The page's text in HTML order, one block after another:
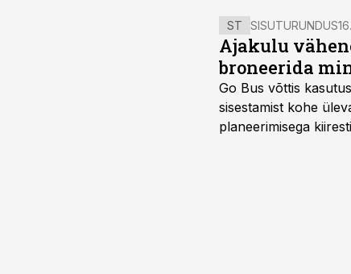
ST SISUTURUNDUS
Ajakulu
broneerida
Go Bus võttis
sisestamist kohe
planeerimisega